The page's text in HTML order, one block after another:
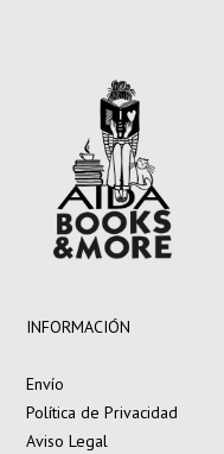
INFORMACIÓN
Envío
Política de Privacidad
Aviso Legal